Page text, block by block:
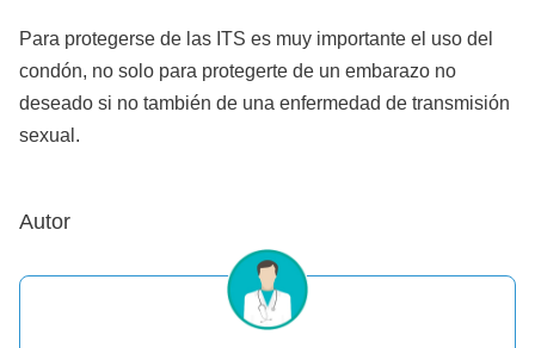
Para protegerse de las ITS es muy importante el uso del
condón, no solo para protegerte de un embarazo no
deseado si no también de una enfermedad de transmisión
sexual.
Autor